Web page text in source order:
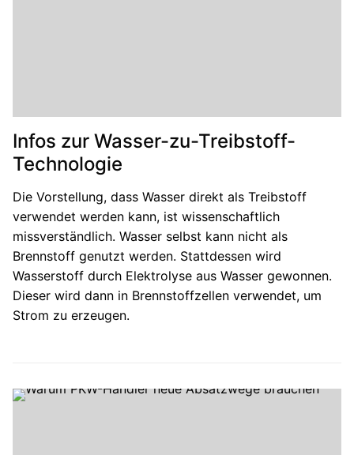
Infos zur Wasser-zu-Treibstoff-
Technologie
Die Vorstellung, dass Wasser direkt als Treibstoff
verwendet werden kann, ist wissenschaftlich
missverständlich. Wasser selbst kann nicht als
Brennstoff genutzt werden. Stattdessen wird
Wasserstoff durch Elektrolyse aus Wasser gewonnen.
Dieser wird dann in Brennstoffzellen verwendet, um
Strom zu erzeugen.